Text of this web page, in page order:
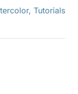
, Tutorials